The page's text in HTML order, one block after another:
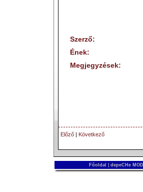
Szerző:
Ének:
Megjegyzések:
Előző | Következő
Főoldal depeCHe